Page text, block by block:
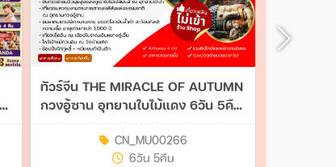
ทัวร์จีน THE MIRACLE OF AUTUMN
กวงอู้ซาน อุทยานใบไม้แดง 6วัน 5คืน
(MU)
CN_MU00266
6วัน 5คืน